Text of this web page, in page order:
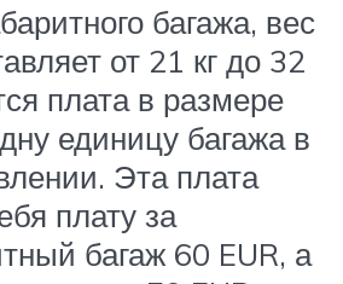
багажа, вес
от 21 кг до 32
плата в размере
единицу багажа в
Эта плата
плату за
багаж 60 EUR, а